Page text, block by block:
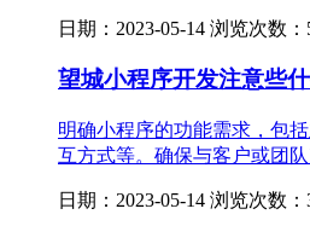
日期：2023-05-14 浏览次数：
望城小程序开发注意些
明确小程序的功能需求，包
互方式等。确保与客户或团
日期：2023-05-14 浏览次数：